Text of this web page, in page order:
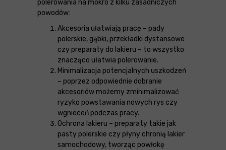
polerowania na mokro z kilku zasadniczych
powodów:
Akcesoria ułatwiają pracę – pady
polerskie, gąbki, przekładki dystansowe
czy preparaty do lakieru – to wszystko
znacząco ułatwia polerowanie.
Minimalizacja potencjalnych uszkodzeń
– poprzez odpowiednie dobranie
akcesoriów możemy zminimalizować
ryzyko powstawania nowych rys czy
wgnieceń podczas pracy.
Ochrona lakieru – preparaty takie jak
pasty polerskie czy płyny chronią lakier
samochodowy, tworząc powłokę